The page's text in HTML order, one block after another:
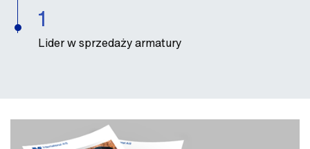
1
Lider w sprzedaży armatury